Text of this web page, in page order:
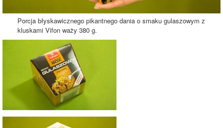
Porcja błyskawicznego pikantnego dania o smaku gulaszowym z
kluskami Vifon waży 380 g.